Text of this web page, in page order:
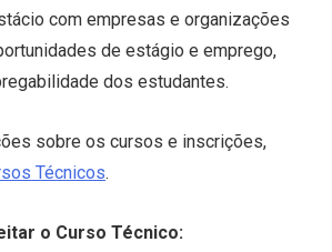
com empresas e organizações
de estágio e emprego,
dos estudantes.
sobre os cursos e inscrições,
Técnicos.
o Curso Técnico: